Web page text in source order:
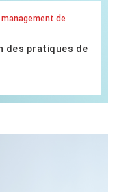
de
des pratiques de